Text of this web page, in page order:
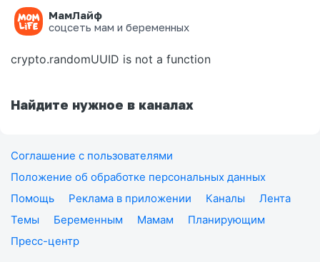
МамЛайф
соцсеть мам и беременных
Ошибка на странице
crypto.randomUUID is not a function
Найдите нужное в каналах
Соглашение с пользователями
Положение об обработке персональных данных
Помощь
Реклама в приложении Каналы
Лента
Темы
Беременным Мамам
Планирующим
Пресс-центр